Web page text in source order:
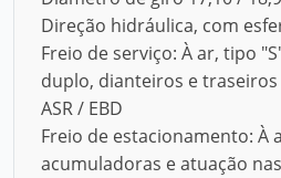
Direção hidráulica, com
Freio de serviço: À ar, tipo
duplo, dianteiros e traseiros
ASR / EBD
Freio de estacionamento: À
acumuladoras e atuação